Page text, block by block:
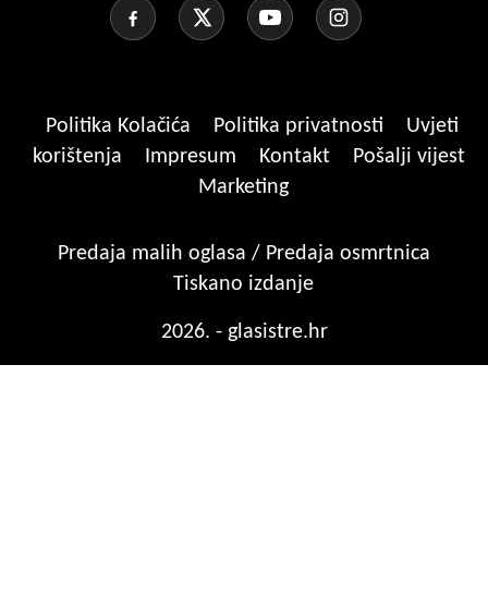
Politika Kolačića Politika privatnosti
Uvjeti
korištenja
Impresum Kontakt
Pošalji vijest
Marketing
Predaja malih oglasa / Predaja osmrtnica
Tiskano izdanje
2026. - glasistre.hr